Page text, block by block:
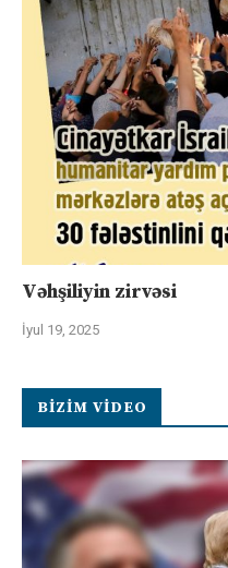
Vəhşiliyin zirvəsi
İyul 19, 2025
BIZIM VIDEO